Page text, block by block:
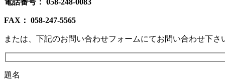
FAX： 058-247-5565
または、下記のお問い合わせフォームにてお問い合わせ下さ
題名